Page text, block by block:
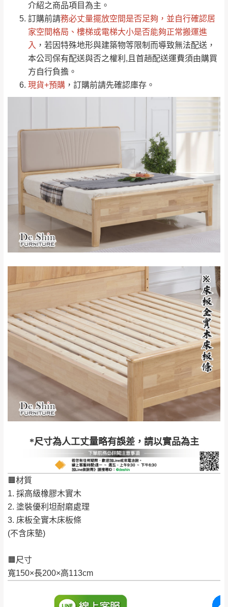
介紹之商品項目為主。
訂購前請務必丈量擺放空間是否足夠 ，並自行確認居
家空間格局、 樓梯或電梯大小是否能夠正常搬運進
入 ，若因特殊地形與建築物等限制而導致無法配送，
本公司保有配送與否之權利,且首趟配送運費須由購買
方自行負擔。
現貨+預購 ，訂購前請先確認庫存。
*尺寸為人工丈量略有誤差，請以實品為主
🟧材質
1. 採高級橡膠木實木
2. 塗裝優利坦耐磨處理
3. 床板全實木床板條
(不含床墊)
🟧尺寸
寬150×長200×高113cm
免 運
費
＊A108產品另收運費
新竹
峨眉鄉、五峰鄉、
橫山、北埔鄉、尖
石鄉、寶山鄉山
區、新埔山區、芎
新北
雙溪、貢寮、烏
來、平溪、九份、
石門、林口 下福
里、新店山區、三
峽山區、石碇、坪
林、福隆、淡水山
區、北投湖山路、
深坑山區
$ 9,000以上：免
$ 9,000以下：
NT$500元
＊A108產品另收運費
基隆山區
苗栗
$ 9,000以上：免
運費
$ 9,000以下：
NT$500元
＊A108產品另收運費
卓蘭鎮、三灣、通
霄山區、西湖、泰
安鄉、大湖鄉、頭
屋、獅潭鄉
配送天數：5~14天
到貨時間：指定送貨日當天以電話聯絡確認
台北市、新北市地區固定每周(三)、(日)兩天收送貨
暫無配送地區：
雄、屏東、宜蘭、 花蓮、台東、金門、馬祖、澎湖地區
（可於LINE線上詢問 →
加收說明
接單後二日內(不含例假日)，我們客服會與您
電話聯絡或E-Mail通知確認訂單。
（線上客
服 LINE → @dershin）
下單前先詢問是否現貨 ，若未詢問下單後無
現貨我們客服會再來電或E-Mail與您聯絡
（洽詢方式請搜尋 Line ID →
地區恕無法提供運送 (詳見運送規章)。
配送範圍：
苗栗至基隆；其它地區暫不開放，如因特殊
地型限制(山區、鄉、鎮、村)、樓梯太小、無
法搬運上樓等因素，導致無法配送，本公司
保有出貨的權利。
保護物流人員的工作安全，賣家無提供吊掛
服務，若需以吊車或其他的吊掛方式吊運，
費用將由買方自行支付。
因大型傢俱有組裝、配送的問題，並非一般
快速到貨商品，無法指定特定時間送達，司
機當天到貨前皆會再與您通知，讓你不用整
天在家等貨，以節省您的寶貴時間。
由於百貨公司配送較為不易，故暫無法配送
至百貨公司內部。
發票寄送：
若您選擇三聯式或索取兩聯式發票，發票將於商品
完成出貨15個工作天另行寄出，另外約加上2~7個
工作天內送達，如遇國定假日將順延寄送。
退換貨說明：
公司客服人員，我們將為您更換新品，運費
皆由本站負責，所有退回及換貨之商品必須
是全新狀態且完整包裝，床墊、床包、枕頭
包裝、廠商紙及所有附隨文件或資料之完整
性)，若未依照上述方式處理，恕無法接受退
貨。
由於透過電腦螢幕選購商品，可能會因個人
退換貨，需自付來回運費及人資成本
訂購前請確認商品尺寸，大型物件因為人工